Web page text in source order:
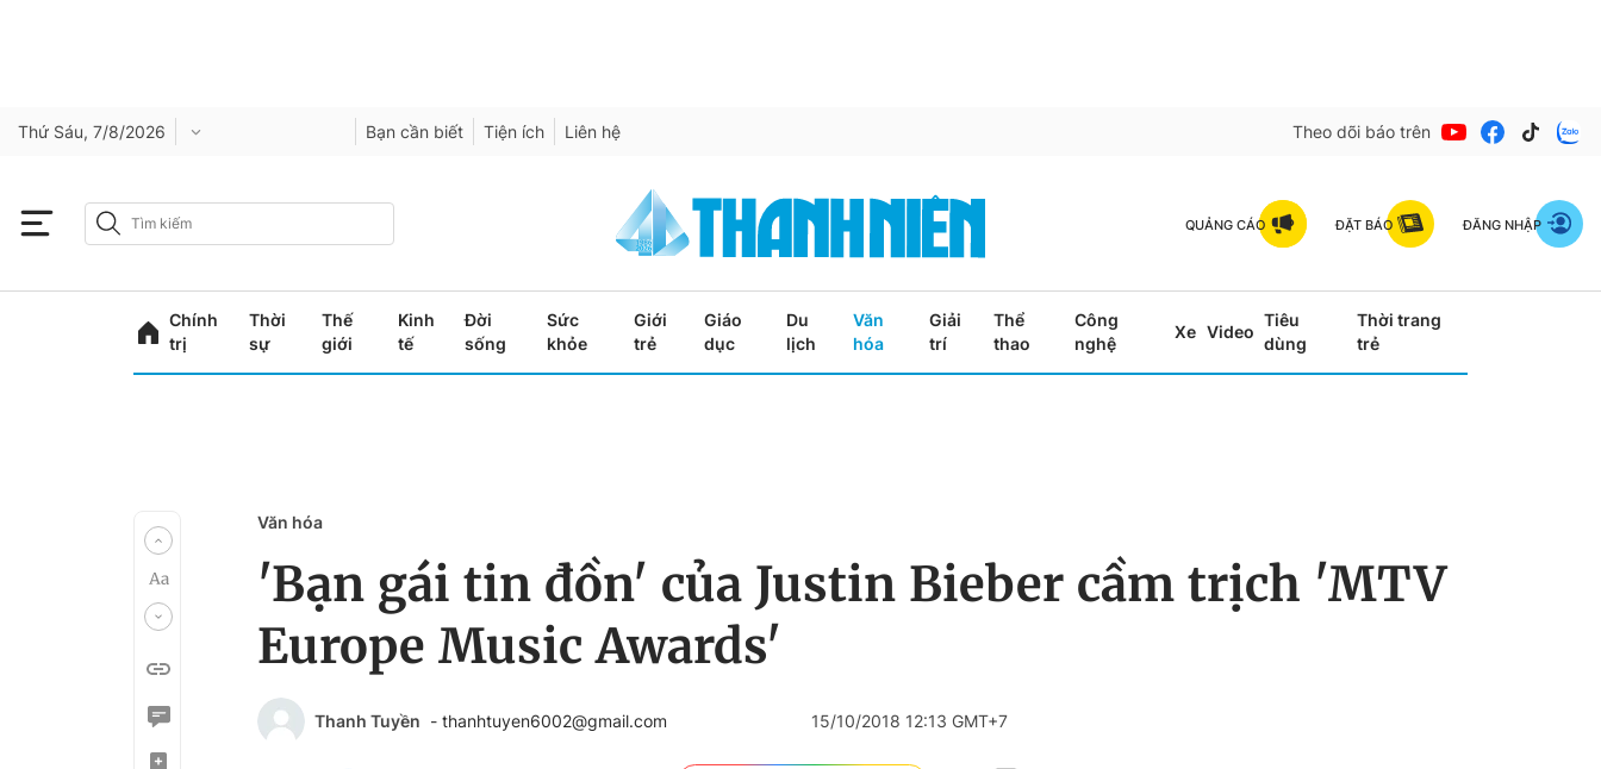
Thứ Sáu, 7/8/2026 Bạn cần biết Tiện ích Liên hệ Theo dõi báo trên
QUẢNG CÁO ĐẶT BÁO ĐĂNG NHẬP
Chính
trị
Thời
sự
Thế
giới
Kinh
tế
Đời
sống
Sức
khỏe
Giới
trẻ
Giáo
dục
Du
lịch
Văn
hóa
Giải
trí
Thể
thao
Công
nghệ
Xe Video
Tiêu
dùng
Thời trang
trẻ
Văn hóa
'Bạn gái tin đồn' của Justin Bieber cầm trịch 'MTV
Europe Music Awards'
Thanh Tuyền - thanhtuyen6002@gmail.com 15/10/2018 12:13 GMT+7